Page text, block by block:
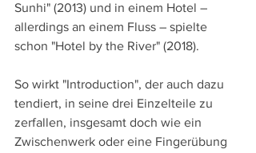
Sunhi" (2013) und in einem Hotel –
allerdings an einem Fluss – spielte
schon "Hotel by the River" (2018).
So wirkt "Introduction", der auch dazu
tendiert, in seine drei Einzelteile zu
zerfallen, insgesamt doch wie ein
Zwischenwerk oder eine Fingerübung